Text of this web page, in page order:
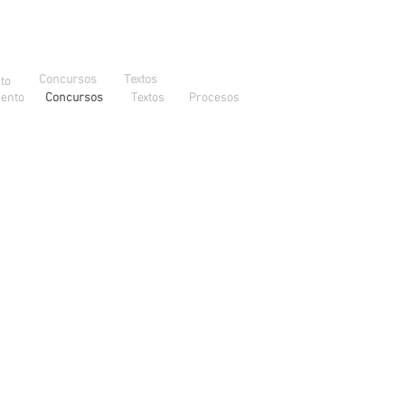
Concursos
Textos
Concursos Textos Procesos